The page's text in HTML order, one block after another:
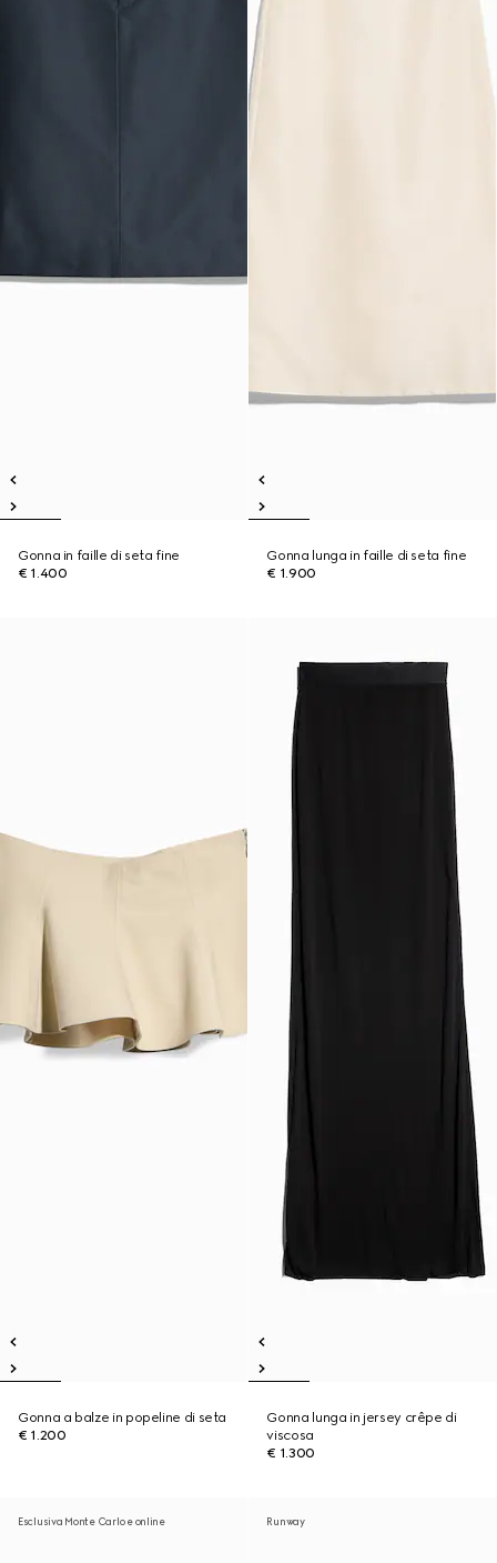
Gonna in faille di seta fine
€ 1.400
Gonna lunga in faille di seta fine
€ 1.900
Gonna a balze in popeline di seta
€ 1.200
Gonna lunga in jersey crêpe di
viscosa
€ 1.300
Esclusiva Monte Carlo e online Runway